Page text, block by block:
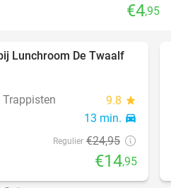
€4,95
40%
Lunchroom De Twaalf
9.8 star
13 min. directions_car
Regulier €24,95
€14,95